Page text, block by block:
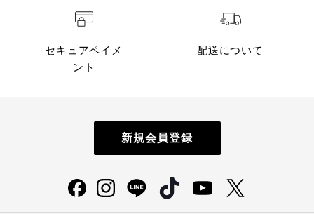
セキュアペイメ
ント
配送について
新規会員登録